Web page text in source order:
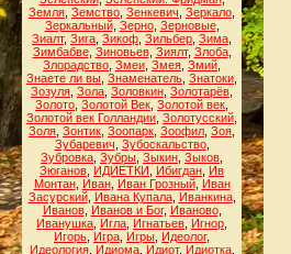
Земля Земство Зенкевич Зеркало
Зеркальный, Зерно, Зерновые,
Зиалт, Зига Зикоф Зильбер Зима
Зимбабве, Зиновьев, Зиялт, Злоба,
Злорадство Змеи Змея Змий
Знаете ли вы Знаменатель Знатоки
Зозуля Зола Золовкин Золотарёв
Золото Золотой Век Золотой век
Золотой век Голландии Золотусский
Золя Зонтик Зоопарк Зоофил Зоя
Зубаревич Зубоскальство,
Зубровка Зубры Зыкин Зыков
Зюганов ИДИЁТКИ Ибигдан Ив
Монтан, Иван, Иван Грозный, Иван
Засурский, Ивана Купала, Иванкина,
Иванов, Иванов и Бог, Иваново,
Иванушка Игла Игнатьев Игнор
Игорь Игра Игры Идеолог,
Идеология, Идиома, Идиот, Идиотка,